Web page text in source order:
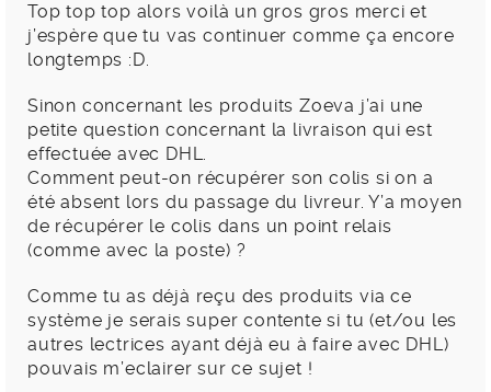
Top top top alors voilà un gros gros merci et
j’espère que tu vas continuer comme ça encore
longtemps :D.
Sinon concernant les produits Zoeva j’ai une
petite question concernant la livraison qui est
effectuée avec DHL.
Comment peut-on récupérer son colis si on a
été absent lors du passage du livreur. Y’a moyen
de récupérer le colis dans un point relais
(comme avec la poste) ?
Comme tu as déjà reçu des produits via ce
système je serais super contente si tu (et/ou les
autres lectrices ayant déjà eu à faire avec DHL)
pouvais m’eclairer sur ce sujet !